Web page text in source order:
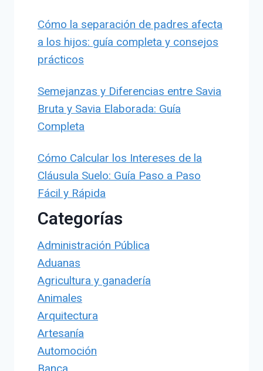
Cómo la separación de padres afecta
a los hijos: guía completa y consejos
prácticos
Semejanzas y Diferencias entre Savia
Bruta y Savia Elaborada: Guía
Completa
Cómo Calcular los Intereses de la
Cláusula Suelo: Guía Paso a Paso
Fácil y Rápida
Categorías
Administración Pública
Aduanas
Agricultura y ganadería
Animales
Arquitectura
Artesanía
Automoción
Banca